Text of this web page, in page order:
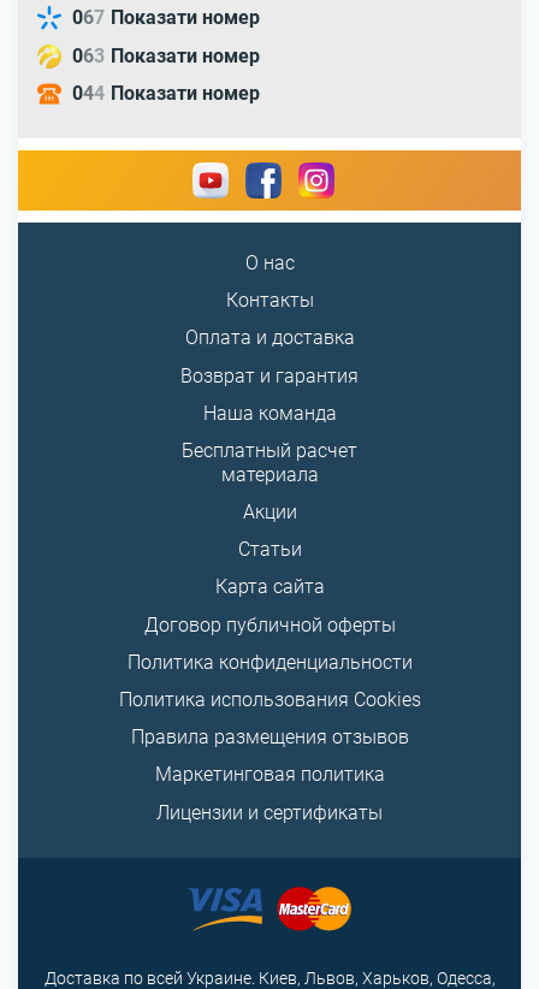
067 Показати номер
063 Показати номер
044 Показати номер
О нас
Контакты
Оплата и доставка
Возврат и гарантия
Наша команда
Бесплатный расчет
материала
Акции
Статьи
Карта сайта
Договор публичной оферты
Политика конфиденциальности
Политика использования Cookies
Правила размещения отзывов
Маркетинговая политика
Лицензии и сертификаты
Доставка по всей Украине. Киев, Львов, Харьков, Одесса,